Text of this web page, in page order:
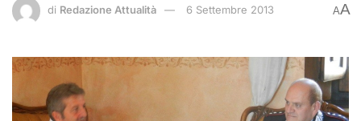
di Redazione Attualità 6 Settembre 2013 AA